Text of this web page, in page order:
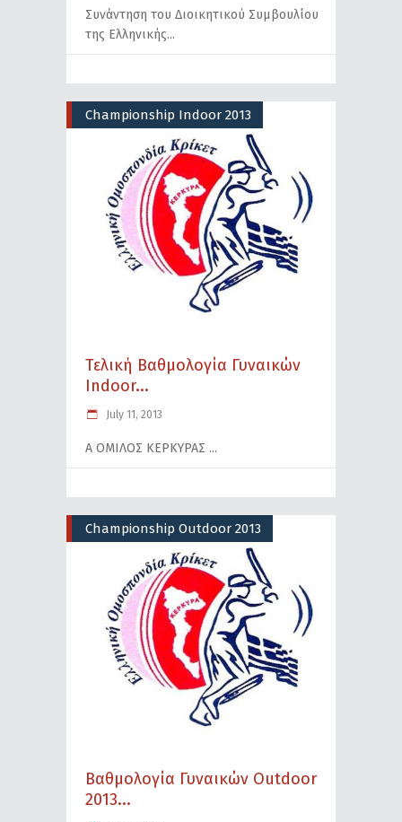
Συνάντηση του Διοικητικού Συμβουλίου
της Ελληνικής
Championship Indoor 2013
Τελική Βαθμολογία Γυναικών
Indoor...
July 11, 2013
A ΟΜΙΛΟΣ ΚΕΡΚΥΡΑΣ
Championship Outdoor 2013
Βαθμολογία Γυναικών Outdoor
2013...